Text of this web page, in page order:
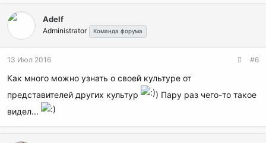
Adelf
Administrator Команда форума
13 Июл 2016 #6
Как много можно узнать о своей культуре от
представителей других культур
) Пару раз чего-то такое
видел...